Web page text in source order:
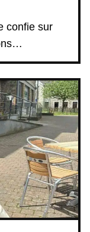
confie sur